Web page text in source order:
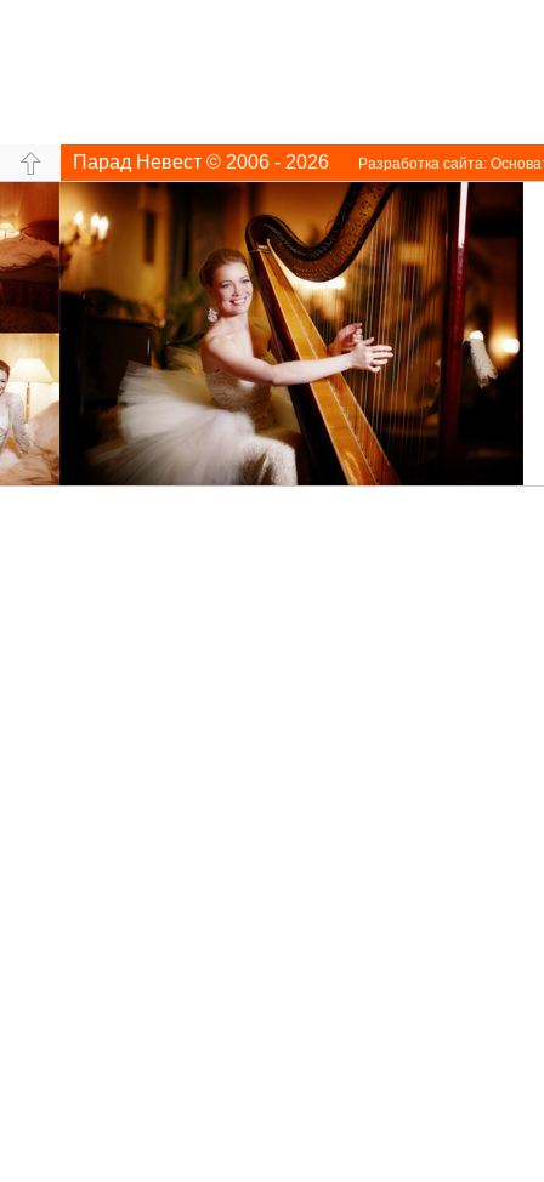
Парад Невест © 2006 - 2026 Разработка сайта: